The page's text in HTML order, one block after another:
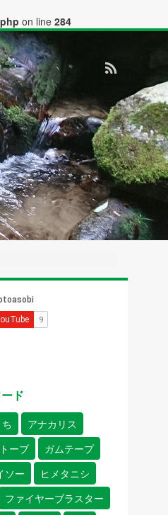
on line 284
ド
アナカリス
ーブ
ガムテープ
ソー
ヒメタニシ
ファイヤーブラスター